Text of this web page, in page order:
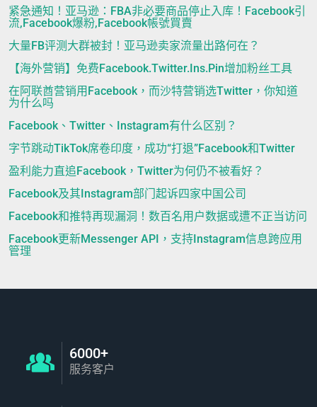
紧急通知！亚马逊：FBA非必要商品停止入库！Facebook引
流,Facebook爆粉,Facebook帳號買賣
大量FB评测大群被封！亚马逊卖家流量出路何在？
【海外营销】免费Facebook.Twitter.Ins.Pin增加粉丝工具
在阿联酋营销用Facebook，而沙特营销选Twitter，你知道
为什么吗
Facebook、Twitter、Instagram有什么区别？
字节跳动TikTok席卷印度，成功“打退”Facebook和Twitter
盈利能力直追Facebook，Twitter为何仍不被看好？
Facebook及其Instagram部门起诉四家中国公司
Facebook和推特再现漏洞！数百名用户数据或遭不正当访问
Facebook更新Messenger API，支持Instagram信息跨应用
管理
6000+
服务客户